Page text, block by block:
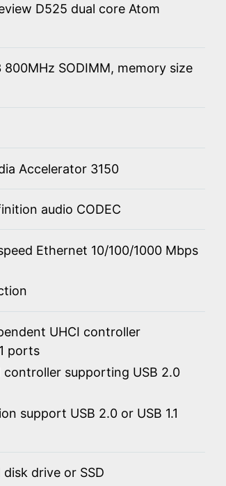
D525 dual core Atom
SODIMM, memory size
Accelerator 3150
audio CODEC
Ethernet 10/100/1000 Mbps
UHCI controller
ports
controller supporting USB 2.0
support USB 2.0 or USB 1.1
drive or SSD